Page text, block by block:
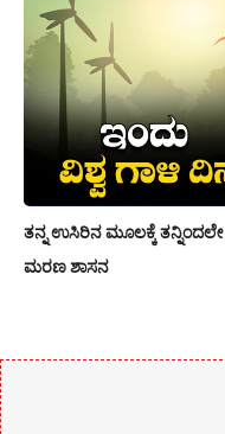
ತನ್ನ ಉಸಿರಿನ ಮೂಲಕ್ಕೆ ತನ್ನಿಂದಲೇ
ಮರಣ ಶಾಸನ